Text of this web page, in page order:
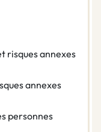
risques annexes
annexes
personnes